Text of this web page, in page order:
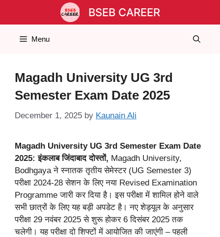
BSEB CAREER
Menu
Magadh University UG 3rd
Semester Exam Date 2025
December 1, 2025 by Kaunain Ali
Magadh University UG 3rd Semester Exam Date
2025: इंकलाब जिंदाबाद दोस्तों, Magadh University,
Bodhgaya ने स्नातक तृतीय सेमेस्टर (UG Semester 3)
परीक्षा 2024-28 सेशन के लिए नया Revised Examination
Programme जारी कर दिया है। इस परीक्षा में शामिल होने वाले
सभी छात्रों के लिए यह बड़ी अपडेट है। नए शेड्यूल के अनुसार
परीक्षा 29 नवंबर 2025 से शुरू होकर 6 दिसंबर 2025 तक
चलेगी। यह परीक्षा दो शिफ्टों में आयोजित की जाएंगी – पहली